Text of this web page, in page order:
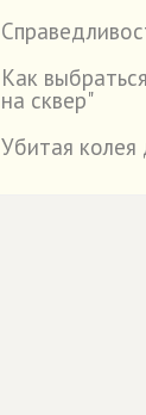
Как
на сквер"
Убитая